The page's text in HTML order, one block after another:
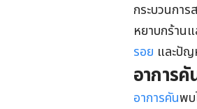
กระบวนกา
หยาบกร้าน
รอย และปั
อาการคั
อาการคันพบ